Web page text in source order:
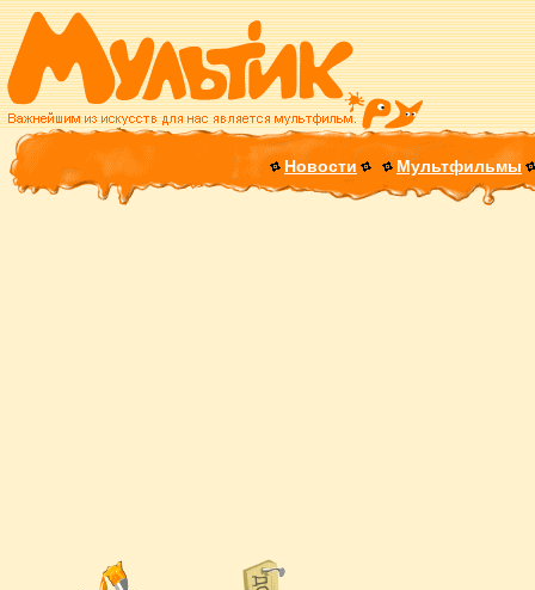
Новости Мультфильмы